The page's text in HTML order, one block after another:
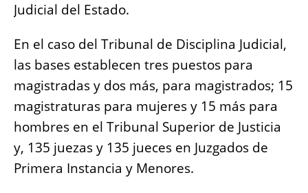
Judicial del Estado.
En el caso del Tribunal de Disciplina Judicial,
las bases establecen tres puestos para
magistradas y dos más, para magistrados; 15
magistraturas para mujeres y 15 más para
hombres en el Tribunal Superior de Justicia
y, 135 juezas y 135 jueces en Juzgados de
Primera Instancia y Menores.